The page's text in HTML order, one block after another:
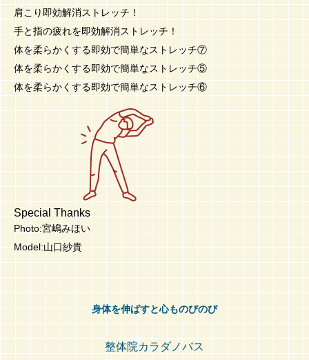
肩こり即効解消ストレッチ！
手と指の疲れを即効解消ストレッチ！
体を柔らかくする即効で簡単なストレッチ⑦
体を柔らかくする即効で簡単なストレッチ⑤
体を柔らかくする即効で簡単なストレッチ⑥
Special Thanks
Photo:宮嶋みほい
Model:山口紗貴
身体を伸ばすと心ものびのび
整体院カラダノバス